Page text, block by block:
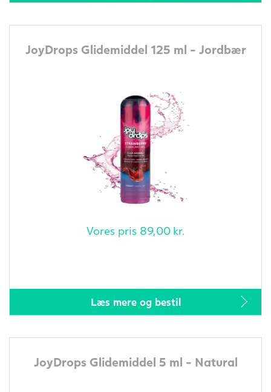
JoyDrops Glidemiddel 125 ml - Jordbær
Vores pris 89,00 kr.
Læs mere og bestil
JoyDrops Glidemiddel 5 ml - Natural